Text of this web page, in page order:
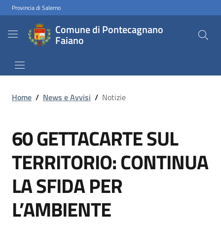
Provincia di Salerno
Comune di Pontecagnano
Faiano
Home / News e Avvisi / Notizie
60 GETTACARTE SUL
TERRITORIO: CONTINUA
LA SFIDA PER
L’AMBIENTE